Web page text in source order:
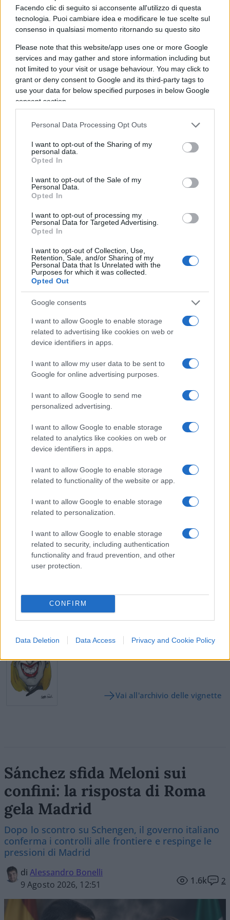
Facendo clic di seguito si acconsente all'utilizzo di questa
tecnologia. Puoi cambiare idea e modificare le tue scelte sul
consenso in qualsiasi momento ritornando su questo sito
Please note that this website/app uses one or more Google
services and may gather and store information including but
not limited to your visit or usage behaviour. You may click to
grant or deny consent to Google and its third-party tags to
use your data for below specified purposes in below Google
consent section.
Personal Data Processing Opt Outs
I want to opt-out of the Sharing of my
personal data.
Opted In
I want to opt-out of the Sale of my
Personal Data.
Opted In
I want to opt-out of processing my
Personal Data for Targeted Advertising.
Opted In
I want to opt-out of Collection, Use,
Retention, Sale, and/or Sharing of my
Personal Data that Is Unrelated with the
Purposes for which it was collected.
Opted Out
Google consents
I want to allow Google to enable storage
related to advertising like cookies on web or
device identifiers in apps.
I want to allow my user data to be sent to
Google for online advertising purposes.
I want to allow Google to send me
personalized advertising.
I want to allow Google to enable storage
related to analytics like cookies on web or
device identifiers in apps.
I want to allow Google to enable storage
related to functionality of the website or app.
I want to allow Google to enable storage
related to personalization.
I want to allow Google to enable storage
related to security, including authentication
functionality and fraud prevention, and other
user protection.
CONFIRM
Data Deletion Data Access Privacy and Cookie Policy
stata messa a punto e diventerà operativa, poi si
vedrà alla prova dei fatti se questa funzionerà o
meno”, ha commentato ai microfoni del Tg4
Simone Baldelli, presidente della Commissione
di inchiesta sulla tutela dei consumatori ed utenti.
“Noi ci auguriamo che funzioni. La legge che
mobili nel Registro pubblico dell’opposizione è del
2018, mentre l’ultima norma nel 2021 prevede
anche di poter proteggere i cittadini dalle
telefonate quelle automatiche. Io avrei utilizzato
il modello olandese, il quale prevede che nessuno
può essere chiamato se non per richiesta
esplicita. Rimane comunque uno strumento
importante, vediamo cosa succederà. La mia
perplessità principale, comunque, riguarda le
telefonate fatte da operatori illegali o dall’estero:
su queste è difficile far valere la legge italiana.
Pensiamo a quelli che ti chiamano dalla Tunisia o
da altri paesi diciamo al di fuori magari
dell’Unione Europea.Ecco, è molto complicato
far valere quella legge. Per questo bisogna
lavorare sulla filiera delle committenze: se mi
contratto telefonico per una compagnia, non ci
commissionato la telefonata, violando la
normativa. Insomma, c’è ancora da fare ma
finalmente si è messo a disposizione uno
strumento a tutela dei cittadini esasperati da
queste continue telefonate.”
#TELEFONO #VENDITE TELEFONICHE
Leggi i commenti
Vignetta del 07/08/2026
Vai all'archivio delle vignette
Sánchez sfida Meloni sui
confini: la risposta di Roma
gela Madrid
Dopo lo scontro su Schengen, il governo italiano
conferma i controlli alle frontiere e respinge le
pressioni di Madrid
diAlessandro Bonelli
9 Agosto 2026, 12:51
1.6k 2